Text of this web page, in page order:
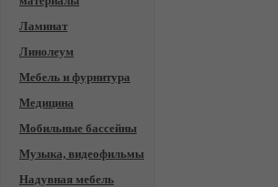
Ламинат
Линолеум
Мебель и фурнитура
Медицина
Мобильные бассейны
Музыка, видеофильмы
Надувная мебель